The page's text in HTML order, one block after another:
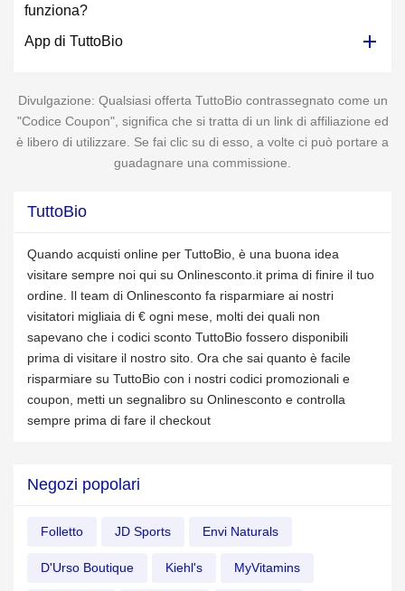
funziona?
App di TuttoBio
Divulgazione: Qualsiasi offerta TuttoBio contrassegnato come un
"Codice Coupon", significa che si tratta di un link di affiliazione ed
è libero di utilizzare. Se fai clic su di esso, a volte ci può portare a
guadagnare una commissione.
TuttoBio
Quando acquisti online per TuttoBio, è una buona idea
visitare sempre noi qui su Onlinesconto.it prima di finire il tuo
ordine. Il team di Onlinesconto fa risparmiare ai nostri
visitatori migliaia di € ogni mese, molti dei quali non
sapevano che i codici sconto TuttoBio fossero disponibili
prima di visitare il nostro sito. Ora che sai quanto è facile
risparmiare su TuttoBio con i nostri codici promozionali e
coupon, metti un segnalibro su Onlinesconto e controlla
sempre prima di fare il checkout
Negozi popolari
Folletto JD Sports Envi Naturals
D'Urso Boutique Kiehl's MyVitamins